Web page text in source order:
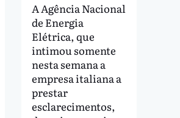
A Agência Nacional
de Energia
Elétrica, que
intimou somente
nesta semana a
empresa italiana a
prestar
esclarecimentos,